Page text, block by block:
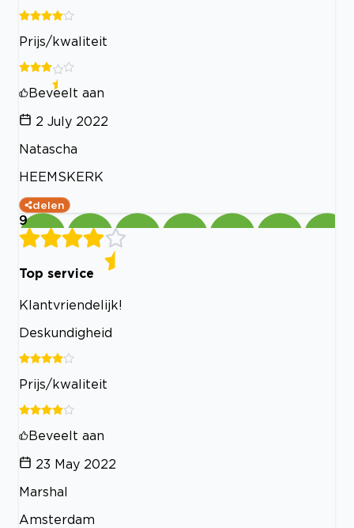
Prijs/kwaliteit
Beveelt aan
2 July 2022
Natascha
HEEMSKERK
delen
9
Top service
Klantvriendelijk!
Deskundigheid
Prijs/kwaliteit
Beveelt aan
23 May 2022
Marshal
Amsterdam